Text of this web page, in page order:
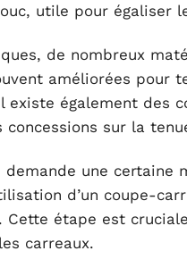
utile pour égaliser
de nombreux
améliorées pour
existe également des
sur la
demande une
d’un coupe-
Cette étape est
carreaux.